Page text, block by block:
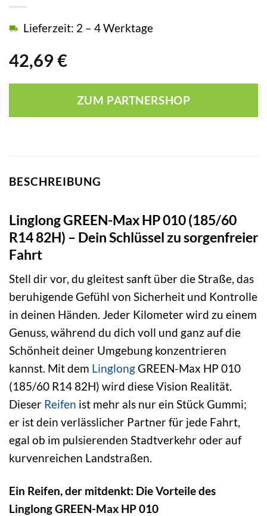
42,69 €
Lieferzeit: 2 – 4 Werktage
ZUM PARTNERSHOP
BESCHREIBUNG
Linglong GREEN-Max HP 010 (185/60
R14 82H) – Dein Schlüssel zu sorgenfreier
Fahrt
Stell dir vor, du gleitest sanft über die Straße, das
beruhigende Gefühl von Sicherheit und Kontrolle
in deinen Händen. Jeder Kilometer wird zu einem
Genuss, während du dich voll und ganz auf die
Schönheit deiner Umgebung konzentrieren
kannst. Mit dem LinglongGREEN-Max HP 010
(185/60 R14 82H) wird diese Vision Realität.
Dieser Reifen ist mehr als nur ein Stück Gummi;
er ist dein verlässlicher Partner für jede Fahrt,
egal ob im pulsierenden Stadtverkehr oder auf
kurvenreichen Landstraßen.
Ein Reifen, der mitdenkt: Die Vorteile des
Linglong GREEN-Max HP 010